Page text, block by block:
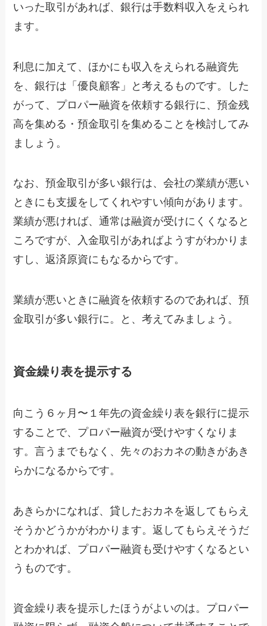
いった取引があれば、銀行は手数料収入をえられ
ます。
利息に加えて、ほかにも収入をえられる融資先
を、銀行は「優良顧客」と考えるものです。した
がって、プロパー融資を依頼する銀行に、預金残
高を集める・預金取引を集めることを検討してみ
ましょう。
なお、預金取引が多い銀行は、会社の業績が悪い
ときにも支援をしてくれやすい傾向があります。
業績が悪ければ、通常は融資が受けにくくなると
ころですが、入金取引があればようすがわかりま
すし、返済原資にもなるからです。
業績が悪いときに融資を依頼するのであれば、預
金取引が多い銀行に。と、考えてみましょう。
資金繰り表を提示する
向こう６ヶ月〜１年先の資金繰り表を銀行に提示
することで、プロパー融資が受けやすくなりま
す。言うまでもなく、先々のおカネの動きがあき
らかになるからです。
あきらかになれば、貸したおカネを返してもらえ
そうかどうかがわかります。返してもらえそうだ
とわかれば、プロパー融資も受けやすくなるとい
うものです。
資金繰り表を提示したほうがよいのは。プロパー